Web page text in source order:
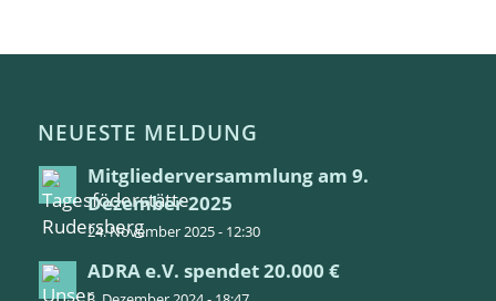
NEUESTE MELDUNG
Mitgliederversammlung am 9.
Dezember 2025
24. November 2025 - 12:30
ADRA e.V. spendet 20.000 €